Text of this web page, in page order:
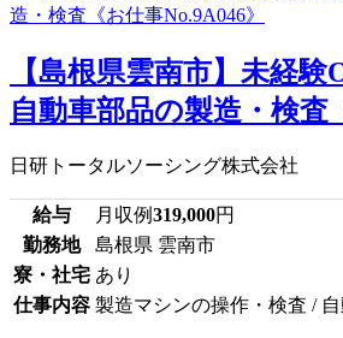
【島根県雲南市】未経験
自動車部品の製造・検査
日研トータルソーシング株式会社
給与 月収例319,000円
勤務地
島根県 雲南市
寮・社宅 あり
仕事内容 製造マシンの操作・検査 /